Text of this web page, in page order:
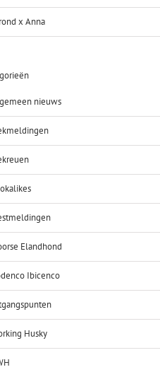
x Anna
nieuws
Elandhond
Ibicenco
Husky